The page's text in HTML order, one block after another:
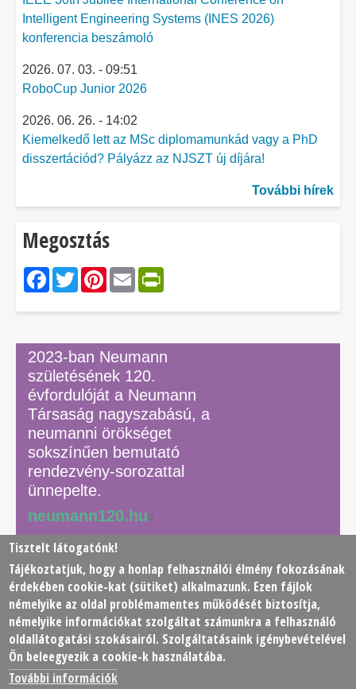
Intelligent Engineering Systems (INES 2026)
konferencia beszámoló
2026. 07. 03. - 09:51
RoboCup Junior 2026
2026. 06. 26. - 14:02
Kiemelkedő lett az MSc diplomamunkád vagy a PhD
disszertációd? Pályázz az NJSZT új díjára!
További hírek
Megosztás
Facebook
Twitter
Pinterest
Email
2023-ban Neumann
születésének 120.
évfordulóját a Neumann
Társaság nagyszabású, a
neumanni örökséget
sokszínűen bemutató
rendezvény-sorozattal
ünnepelte.
neumann120.hu
© 2026 Neumann János Számítógéptudományi Társaság
(NJSZT)
Footer
menu
Adatkezelési tájékoztató Impresszum Kapcsolat
Tisztelt látogatónk!
Tájékoztatjuk, hogy a honlap felhasználói élmény fokozásának
érdekében cookie-kat (sütiket) alkalmazunk. Ezen fájlok
némelyike az oldal problémamentes működését biztosítja,
némelyike információkat szolgáltat számunkra a felhasználó
oldallátogatási szokásairól. Szolgáltatásaink igénybevételével
Ön beleegyezik a cookie-k használatába.
További információk